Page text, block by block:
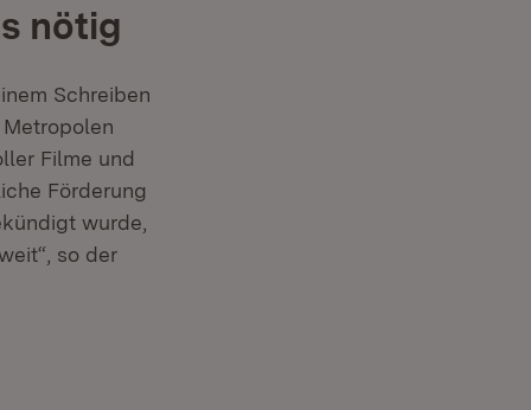
nötig
Schreiben
Filme und
Förderung
wurde,
so der